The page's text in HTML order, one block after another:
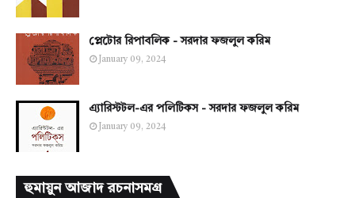
প্লেটোর রিপাবলিক - সরদার ফজলুল করিম
January 09, 2024
এ্যারিস্টটল-এর পলিটিকস - সরদার ফজলুল করিম
January 09, 2024
হুমায়ুন আজাদ রচনাসমগ্র